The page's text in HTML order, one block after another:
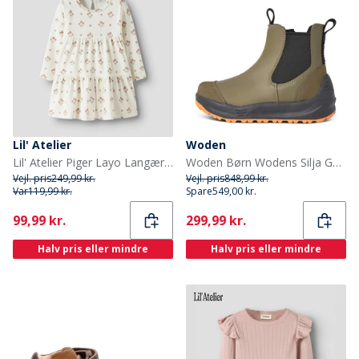
Lil' Atelier
Lil' Atelier Piger Layo Langærmet Kjole Coconut Milk
Vejl. pris249,99 kr.
Var119,99 kr.
Current
99,99 kr.
Halv pris eller mindre
Woden
Woden Børn Wodens Silja Gummistøvler 295 Dark Olive
Vejl. pris848,99 kr.
Spare549,00 kr.
Current
299,99 kr.
Halv pris eller mindre